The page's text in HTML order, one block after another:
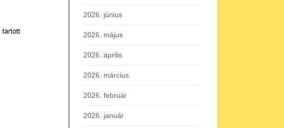
2026. június
2026. május
2026. április
2026. március
2026. február
2026. január